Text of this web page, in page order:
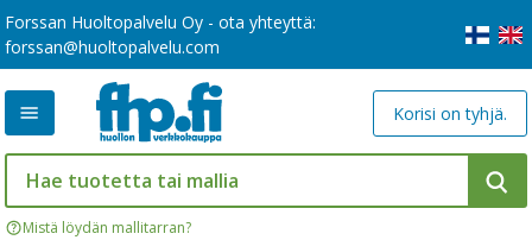
Forssan Huoltopalvelu Oy - ota yhteyttä:
forssan@huoltopalvelu.com
Mistä löydän mallitarran?
Korisi on tyhjä.